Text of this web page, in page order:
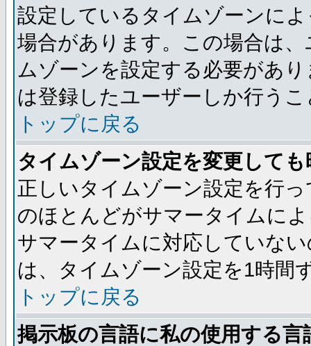
設定しているタイムゾーンに
場合があります。この場合は
ムゾーンを設定する必要があ
は登録したユーザーしか行う
トップに戻る
タイムゾーン設定を変更して
正しいタイムゾーン設定を行
のほとんどがサマータイムに
サマータイムに対応していな
は、タイムゾーン設定を1時間
トップに戻る
掲示板の言語に私の使用する